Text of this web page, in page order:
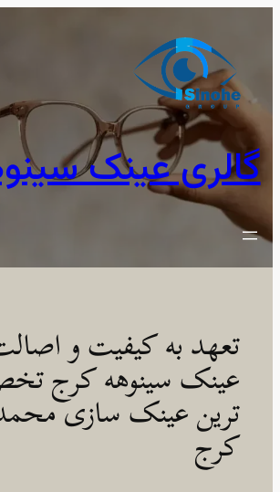
گالری عینک
تعهد به کیفیت و
عینک سینوهه کرج
ترین عینک سازی
کرج